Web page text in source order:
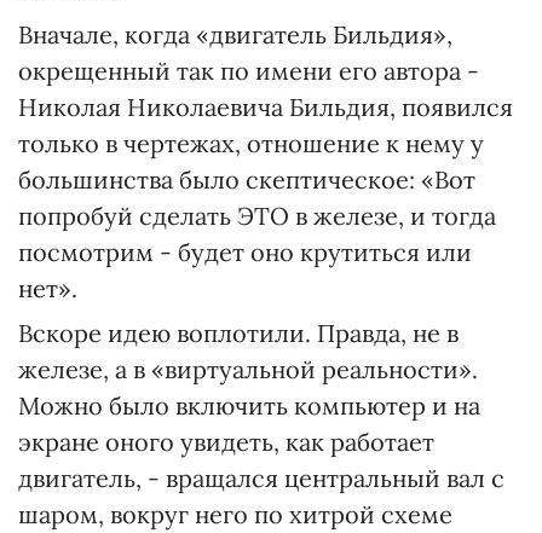
Вначале, когда «двигатель Бильдия»,
окрещенный так по имени его автора -
Николая Николаевича Бильдия, появился
только в чертежах, отношение к нему у
большинства было скептическое: «Вот
попробуй сделать ЭТО в железе, и тогда
посмотрим - будет оно крутиться или
нет».
Вскоре идею воплотили. Правда, не в
железе, а в «виртуальной реальности».
Можно было включить компьютер и на
экране оного увидеть, как работает
двигатель, - вращался центральный вал с
шаром, вокруг него по хитрой схеме